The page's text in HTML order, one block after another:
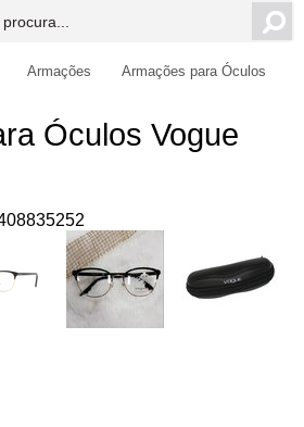
Armações Armações para Óculos
Óculos Vogue